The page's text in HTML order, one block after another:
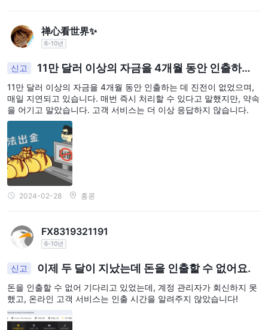
禅心看世界✨
6-10년
신고
11만 달러 이상의 자금을 4개월 동안 인출하는
데 진전이 없으며 매일 지연됩니다. 매번 즉시 처리할
수 있다고 말했지만 약속을 어기고 말았습니다. 고객
서비스는 더 이상 응답하지 않습니다.
11만 달러 이상의 자금을 4개월 동안 인출하는 데 진전이 없었으며,
매일 지연되고 있습니다. 매번 즉시 처리할 수 있다고 말했지만, 약속
을 어기고 말았습니다. 고객 서비스는 더 이상 응답하지 않습니다.
2024-02-28 홍콩
FX8319321191
6-10년
신고 이제 두 달이 지났는데 돈을 인출할 수 없어요.
돈을 인출할 수 없어 기다리고 있었는데, 계정 관리자가 회신하지 못
했고, 온라인 고객 서비스는 인출 시간을 알려주지 않았습니다!